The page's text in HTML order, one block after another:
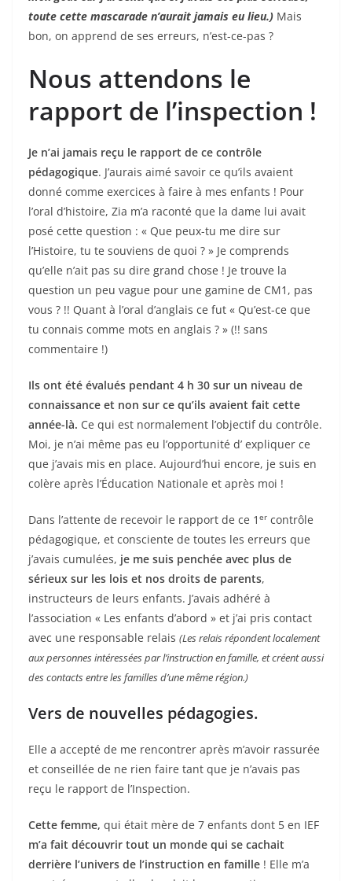
toute cette mascarade n’aurait jamais eu lieu.) Mais
bon, on apprend de ses erreurs, n’est-ce-pas ?
Nous attendons le
rapport de l’inspection !
Je n’ai jamais reçu le rapport de ce contrôle
pédagogique. J’aurais aimé savoir ce qu’ils avaient
donné comme exercices à faire à mes enfants ! Pour
l’oral d’histoire, Zia m’a raconté que la dame lui avait
posé cette question : « Que peux-tu me dire sur
l’Histoire, tu te souviens de quoi ? » Je comprends
qu’elle n’ait pas su dire grand chose ! Je trouve la
question un peu vague pour une gamine de CM1, pas
vous ? !! Quant à l’oral d’anglais ce fut « Qu’est-ce que
tu connais comme mots en anglais ? » (!! sans
commentaire !)
Ils ont été évalués pendant 4 h 30 sur un niveau de
connaissance et non sur ce qu’ils avaient fait cette
année-là. Ce qui est normalement l’objectif du contrôle.
Moi, je n’ai même pas eu l’opportunité d’ expliquer ce
que j’avais mis en place. Aujourd’hui encore, je suis en
colère après l’Éducation Nationale et après moi !
Dans l’attente de recevoir le rapport de ce 1 er contrôle
pédagogique, et consciente de toutes les erreurs que
j’avais cumulées, je me suis penchée avec plus de
sérieux sur les lois et nos droits de parents,
instructeurs de leurs enfants. J’avais adhéré à
l’association « Les enfants d’abord » et j’ai pris contact
avec une responsable relais (Les relais répondent localement
aux personnes intéressées par l’instruction en famille, et créent aussi
des contacts entre les familles d’une même région.)
Vers de nouvelles pédagogies.
Elle a accepté de me rencontrer après m’avoir rassurée
et conseillée de ne rien faire tant que je n’avais pas
reçu le rapport de l’Inspection.
Cette femme, qui était mère de 7 enfants dont 5 en IEF
m’a fait découvrir tout un monde qui se cachait
derrière l’univers de l’instruction en famille ! Elle m’a